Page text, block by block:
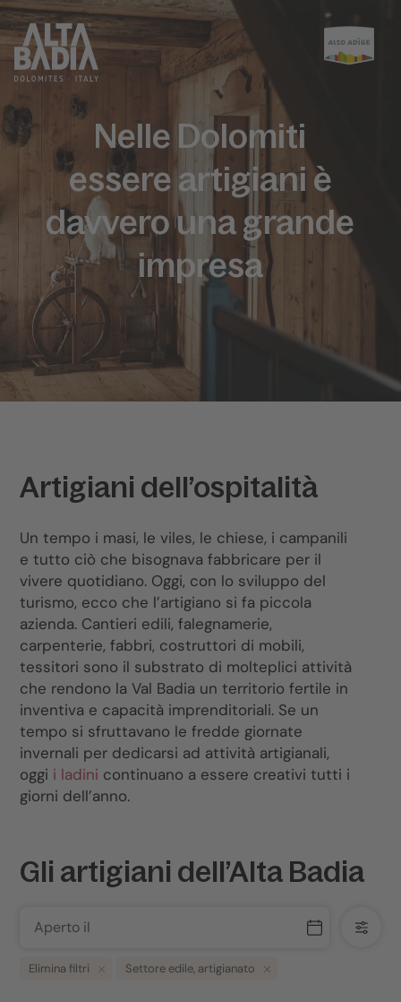
Nelle Dolomiti
essere artigiani è
davvero una grande
impresa
Artigiani dell’ospitalità
Un tempo i masi, le viles, le chiese, i campanili
e tutto ciò che bisognava fabbricare per il
vivere quotidiano. Oggi, con lo sviluppo del
turismo, ecco che l’artigiano si fa piccola
azienda. Cantieri edili, falegnamerie,
carpenterie, fabbri, costruttori di mobili,
tessitori sono il substrato di molteplici attività
che rendono la Val Badia un territorio fertile in
inventiva e capacità imprenditoriali. Se un
tempo si sfruttavano le fredde giornate
invernali per dedicarsi ad attività artigianali,
oggi i ladini continuano a essere creativi tutti i
giorni dell’anno.
Gli artigiani dell’Alta Badia
Aperto il
Elimina filtri Settore edile, artigianato